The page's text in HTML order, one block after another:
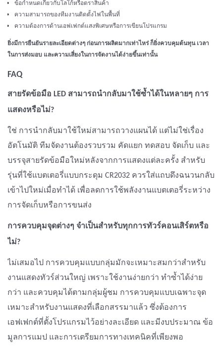
ข้อกำหนดเกี่ยวกับโลโก้หรือตราสินค้า
ความสามารถของทีมงานติดตั้งไฟในพื้นที่
ความต้องการด้านเอฟเฟกต์แสงพิเศษหรือการเขียนโปรแกรม
ยิ่งมีการยืนยันรายละเอียดต่างๆ ก่อนการผลิตมากเท่าไหร่ ก็ยิ่งควบคุมต้นทุน เวลา
ในการส่งมอบ และความเสี่ยงในการจัดงานได้ง่ายขึ้นเท่านั้น
FAQ
สายรัดข้อมือ LED สามารถนำกลับมาใช้ซ้ำได้ในหลายๆ การ
แสดงหรือไม่?
ใช่ การนำกลับมาใช้ใหม่สามารถวางแผนได้ แต่ไม่ใช่เรื่อง
อัตโนมัติ ทีมจัดงานต้องรวบรวม คัดแยก ทดสอบ จัดเก็บ และ
บรรจุสายรัดข้อมือใหม่หลังจากการแสดงแต่ละครั้ง สำหรับ
รุ่นที่ใช้แบตเตอรี่แบบกระดุม CR2032 ควรใส่แถบดึงฉนวนกลับ
เข้าไปใหม่เมื่อทำได้ เพื่อลดการใช้พลังงานแบตเตอรี่ระหว่าง
การจัดเก็บหรือการขนส่ง
การควบคุมจุดต่างๆ จำเป็นสำหรับทุกการทัวร์คอนเสิร์ตหรือ
ไม่?
ไม่เสมอไป การควบคุมแบบกลุ่มมักจะเหมาะสมกว่าสำหรับ
งานแสดงทัวร์ส่วนใหญ่ เพราะใช้งานง่ายกว่า ทำซ้ำได้ง่าย
กว่า และควบคุมได้ตามกลุ่มผู้ชม การควบคุมแบบเฉพาะจุด
เหมาะสำหรับงานแสดงที่เลือกสรรมาแล้ว ซึ่งต้องการ
เอฟเฟกต์ที่ตั้งโปรแกรมไว้อย่างละเอียด และมีงบประมาณ ข้อ
มูลการแมป และการเตรียมการทางเทคนิคที่เพียงพอ